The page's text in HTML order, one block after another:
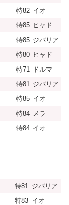
特82 イオ
特85 ヒャド
特85 ジバリア
特80 ヒャド
特71
ドルマ
特81 ジバリア
特85 イオ
特84 メラ
特84 イオ
特81 ジバリア
特83 イオ